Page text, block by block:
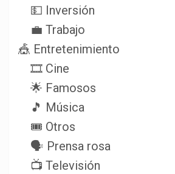
💵 Inversión
💼 Trabajo
🎪 Entretenimiento
🎞️ Cine
🌟 Famosos
🎵 Música
🎟️ Otros
🗣️ Prensa rosa
📺 Televisión